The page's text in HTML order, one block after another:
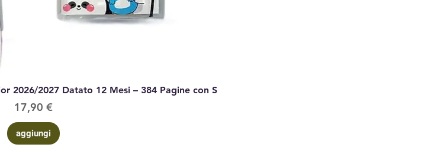
Vista rapida
2026/2027 Datato 12 Mesi – 384 Pagine con S
Prezzo
17,90 €
aggiungi